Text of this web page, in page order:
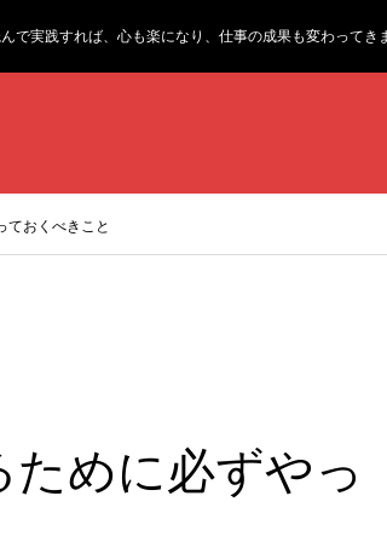
で実践すれば、心も楽になり、仕事の成果も変わってき
ておくべきこと
めに必ずやっ